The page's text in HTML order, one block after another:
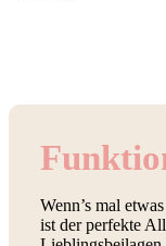
Wenn’s mal
ist der perfekte